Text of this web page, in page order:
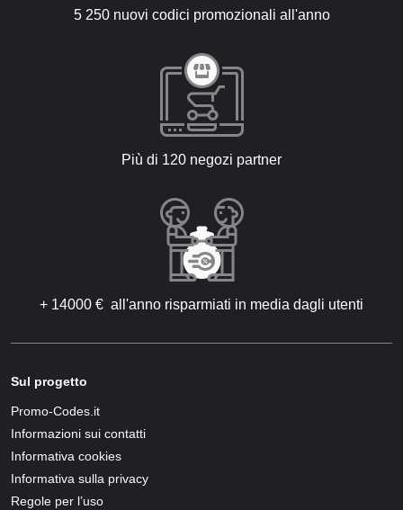
5 250 nuovi codici promozionali all'anno
Più di 120 negozi partner
+ 14000 € all'anno risparmiati in media dagli utenti
Sul progetto
Promo-Codes.it
Informazioni sui contatti
Informativa cookies
Informativa sulla privacy
Regole per l’uso